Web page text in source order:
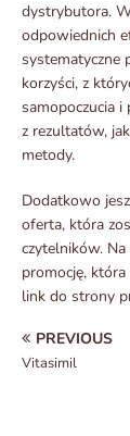
dystrybutora.
odpowiednich
systematyczne
korzyści, z
samopoczucia
z rezultatów,
metody.
Dodatkowo
oferta, która
czytelników.
promocję,
link do strony
PREVIOUS
Vitasimil